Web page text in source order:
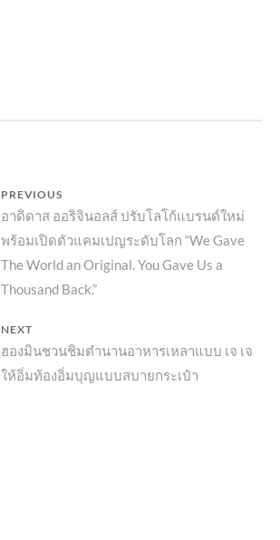
PREVIOUS
อาดิดาส ออริจินอลส์ ปรับโลโก้แบรนด์ใหม่
พร้อมเปิดตัวแคมเปญระดับโลก “We Gave
The World an Original. You Gave Us a
Thousand Back.”
NEXT
ฮองมินชวนชิมตำนานอาหารเหลาแบบ เจ เจ
ให้อิ่มท้องอิ่มบุญแบบสบายกระเป๋า